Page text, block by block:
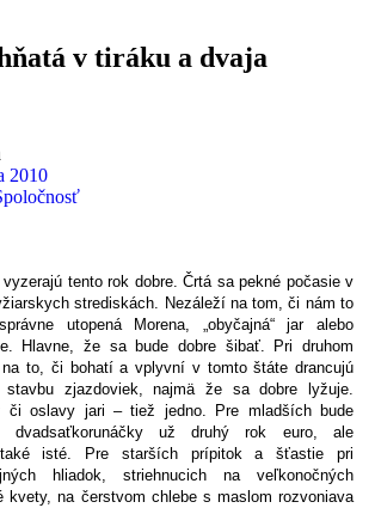
v tiráku a dvaja
2010
tento rok dobre. Črtá sa pekné počasie v
strediskách. Nezáleží na tom, či nám to
utopená Morena, „obyčajná“ jar alebo
Hlavne, že sa bude dobre šibať. Pri druhom
to, či bohatí a vplyvní v tomto štáte drancujú
stavbu zjazdoviek, najmä že sa dobre lyžuje.
či oslavy jari – tiež jedno. Pre mladších bude
dvadsaťkorunáčky už druhý rok euro, ale
také isté. Pre starších prípitok a šťastie pri
hliadok, striehnucich na veľkonočných
kvety, na čerstvom chlebe s maslom rozvoniava